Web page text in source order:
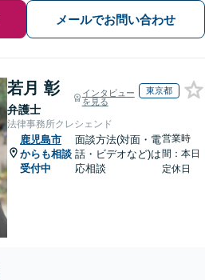
メールでお問い合わせ
若月 彰
弁護士
インタビュー
を見る
東京都
法律事務所クレシェンド
鹿児島市
からも相談
受付中
面談方法(対面・電
話・ビデオなど)は
応相談
営業時
間：本日
定休日